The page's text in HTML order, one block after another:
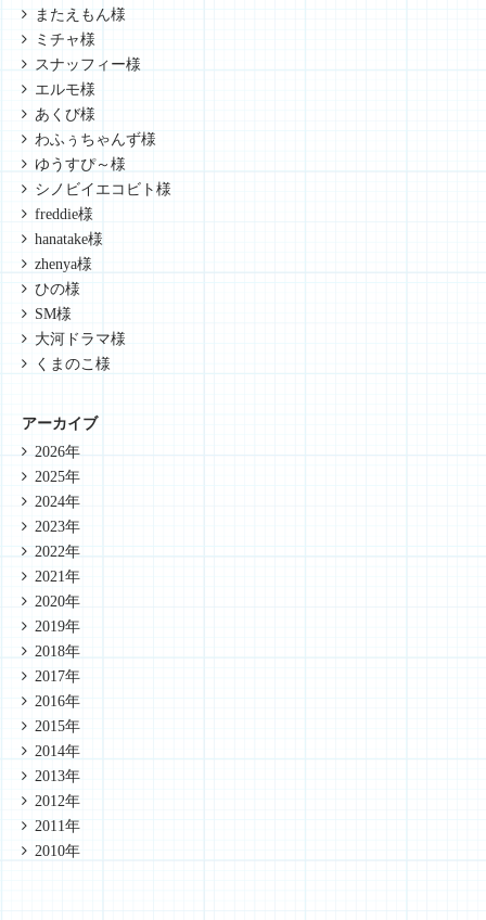
またえもん様
ミチャ様
スナッフィー様
エルモ様
あくび様
わふぅちゃんず様
ゆうすぴ～様
シノビイエコビト様
freddie様
hanatake様
zhenya様
ひの様
SM様
大河ドラマ様
くまのこ様
アーカイブ
2026年
2025年
2024年
2023年
2022年
2021年
2020年
2019年
2018年
2017年
2016年
2015年
2014年
2013年
2012年
2011年
2010年